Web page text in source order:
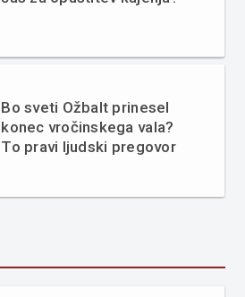
Bo sveti Ožbalt prinesel
konec vročinskega vala?
To pravi ljudski pregovor